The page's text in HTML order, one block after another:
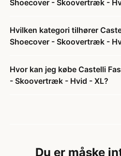
Shoecover - Skoovertræk -
Hvilken kategori tilhører
Shoecover - Skoovertræk -
Hvor kan jeg købe Castelli
- Skoovertræk - Hvid - XL?
Du er måske